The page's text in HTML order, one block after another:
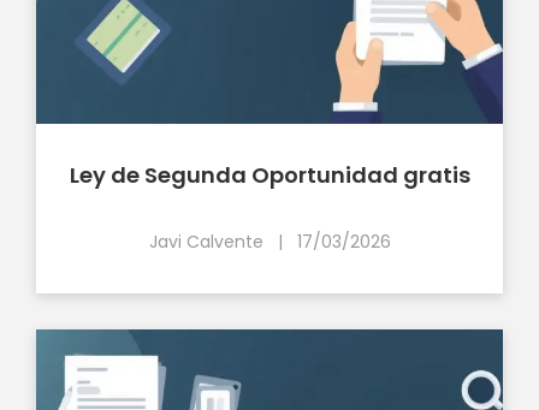
Ley de Segunda Oportunidad gratis
Javi Calvente | 17/03/2026